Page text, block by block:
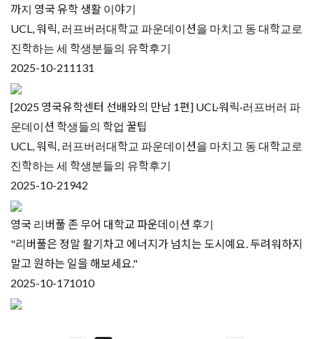
까지 영국 유학 생활 이야기
UCL, 워릭, 러프버러대학교 파운데이션을 마치고 동 대학교로
진학하는 세 학생분들의 유학후기
2025-10-211131
[2025 영국유학센터 선배와의 만남 1편] UCL·워릭·러프버러 파
운데이션 학생들의 학업 꿀팁
UCL, 워릭, 러프버러대학교 파운데이션을 마치고 동 대학교로
진학하는 세 학생분들의 유학후기
2025-10-21942
영국 리버풀 존 무어 대학교 파운데이션 후기
"리버풀은 정말 활기차고 에너지가 넘치는 도시예요. 두려워하지
말고 원하는 일을 해보세요."
2025-10-171010